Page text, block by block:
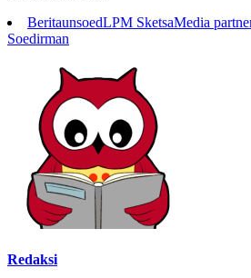
BeritaunsoedLPM SketsaMedia
Soedirman
Redaksi